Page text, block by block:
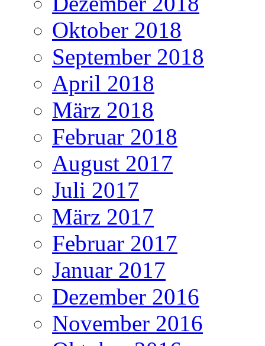
Oktober 2018
September 2018
April 2018
März 2018
Februar 2018
August 2017
Juli 2017
März 2017
Februar 2017
Januar 2017
Dezember 2016
November 2016